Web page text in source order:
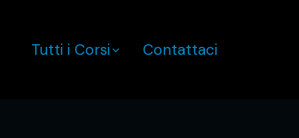
Tutti i Corsi Contattaci